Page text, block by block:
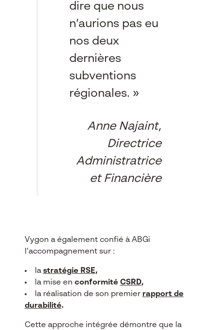
dire que nous
n’aurions pas eu
nos deux
dernières
subventions
régionales. »
Anne Najaint,
Directrice
Administratrice
et Financière
Vygon a également confié à ABGi
l’accompagnement sur :
la stratégie RSE,
la mise en conformité CSRD,
la réalisation de son premier rapport de
durabilité.
Cette approche intégrée démontre que la